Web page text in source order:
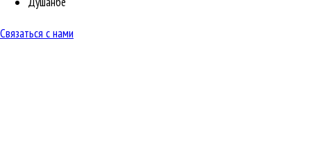
Связаться с нами